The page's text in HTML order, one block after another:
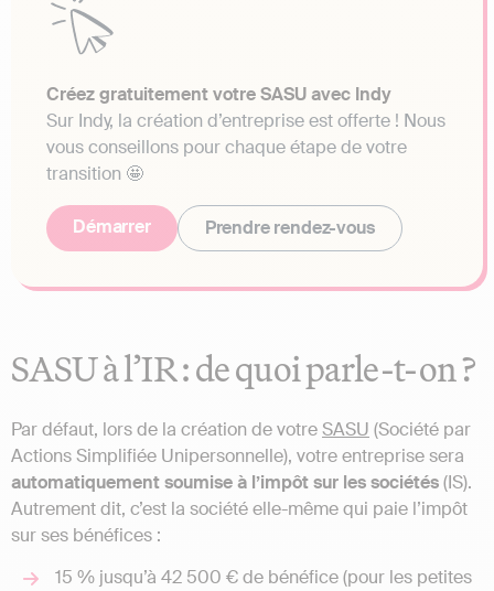
Créez gratuitement votre SASU avec Indy
Sur Indy, la création d’entreprise est offerte ! Nous
vous conseillons pour chaque étape de votre
transition 🤩
Démarrer Prendre rendez-vous
SASU à l’IR : de quoi parle-t-on ?
Par défaut, lors de la création de votreSASU (Société par
Actions Simplifiée Unipersonnelle), votre entreprise sera
automatiquement soumise à l’impôt sur les sociétés(IS).
Autrement dit, c’est la société elle-même qui paie l’impôt
sur ses bénéfices :
15 % jusqu’à 42 500 € de bénéfice (pour les petites